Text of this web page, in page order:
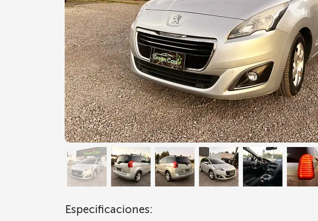
Especificaciones: